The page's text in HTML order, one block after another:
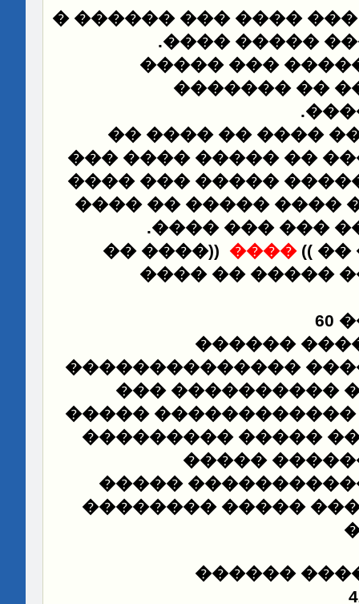
��� ���� ��� ������ �
��� : ���
.
������� ��
����� ��
.
�������� ���� ��
����� ������� ��
���� ����� �����
���� ����� �� ����
���� ����� ��
.
((
����
))
���� ��
������ �����
��� ����
��������������
�����������
����������
������������
������
��������
�������������
��� ����